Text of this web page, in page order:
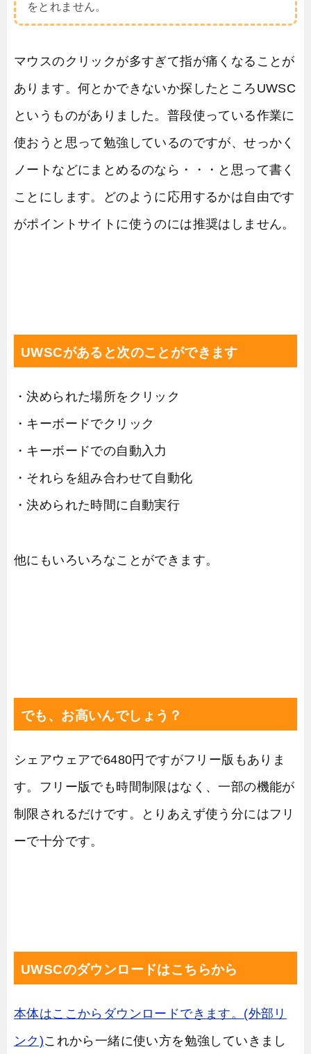
をとれません。
マウスのクリックが多すぎて指が痛くなることが
あります。何とかできないか探したところUWSC
というものがありました。普段使っている作業に
使おうと思って勉強しているのですが、せっかく
ノートなどにまとめるのなら・・・と思って書く
ことにします。どのように応用するかは自由です
がポイントサイトに使うのには推奨はしません。
UWSCがあると次のことができます
・決められた場所をクリック
・キーボードでクリック
・キーボードでの自動入力
・それらを組み合わせて自動化
・決められた時間に自動実行
他にもいろいろなことができます。
でも、お高いんでしょう？
シェアウェアで6480円ですがフリー版もありま
す。フリー版でも時間制限はなく、一部の機能が
制限されるだけです。とりあえず使う分にはフリ
ーで十分です。
UWSCのダウンロードはこちらから
本体はここからダウンロードできます。(外部リ
ンク)これから一緒に使い方を勉強していきまし